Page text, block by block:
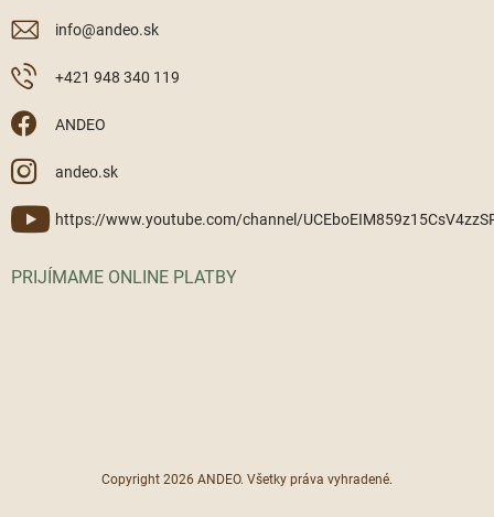
info@andeo.sk
+421 948 340 119
ANDEO
andeo.sk
https://www.youtube.com/channel/
PRIJÍMAME ONLINE PLATBY
Copyright 2026 ANDEO. Všetky práva vyhradené.